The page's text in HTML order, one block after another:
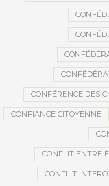
CONFÉRENCE DES
CONFIANCE CITOYENNE
CONFLIT ENTRE
CONFLIT